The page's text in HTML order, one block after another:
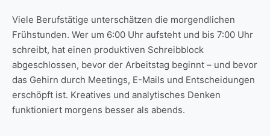
Viele Berufstätige unterschätzen die morgendlichen
Frühstunden. Wer um 6:00 Uhr aufsteht und bis 7:00 Uhr
schreibt, hat einen produktiven Schreibblock
abgeschlossen, bevor der Arbeitstag beginnt – und bevor
das Gehirn durch Meetings, E-Mails und Entscheidungen
erschöpft ist. Kreatives und analytisches Denken
funktioniert morgens besser als abends.